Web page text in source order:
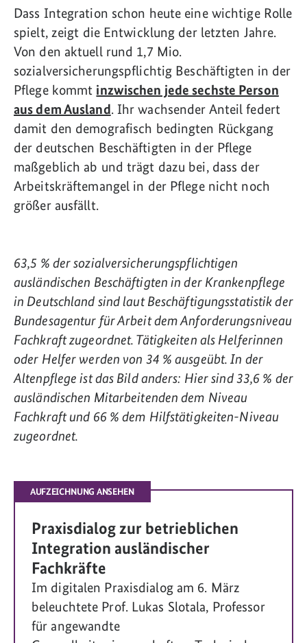
Dass Integration schon heute eine wichtige Rolle
spielt, zeigt die Entwicklung der letzten Jahre.
Von den aktuell rund 1,7 Mio.
sozialversicherungspflichtig Beschäftigten in der
Pflege kommt inzwischen jede sechste Person
aus dem Ausland. Ihr wachsender Anteil federt
damit den demografisch bedingten Rückgang
der deutschen Beschäftigten in der Pflege
maßgeblich ab und trägt dazu bei, dass der
Arbeitskräftemangel in der Pflege nicht noch
größer ausfällt.
63,5 % der sozialversicherungspflichtigen
ausländischen Beschäftigten in der Krankenpflege
in Deutschland sind laut Beschäftigungsstatistik der
Bundesagentur für Arbeit dem Anforderungsniveau
Fachkraft zugeordnet. Tätigkeiten als Helferinnen
oder Helfer werden von 34 % ausgeübt. In der
Altenpflege ist das Bild anders: Hier sind 33,6 % der
ausländischen Mitarbeitenden dem Niveau
Fachkraft und 66 % dem Hilfstätigkeiten-Niveau
zugeordnet.
AUFZEICHNUNG ANSEHEN
Praxisdialog zur betrieblichen
Integration ausländischer
Fachkräfte
Im digitalen Praxisdialog am 6. März
beleuchtete Prof. Lukas Slotala, Professor
für angewandte